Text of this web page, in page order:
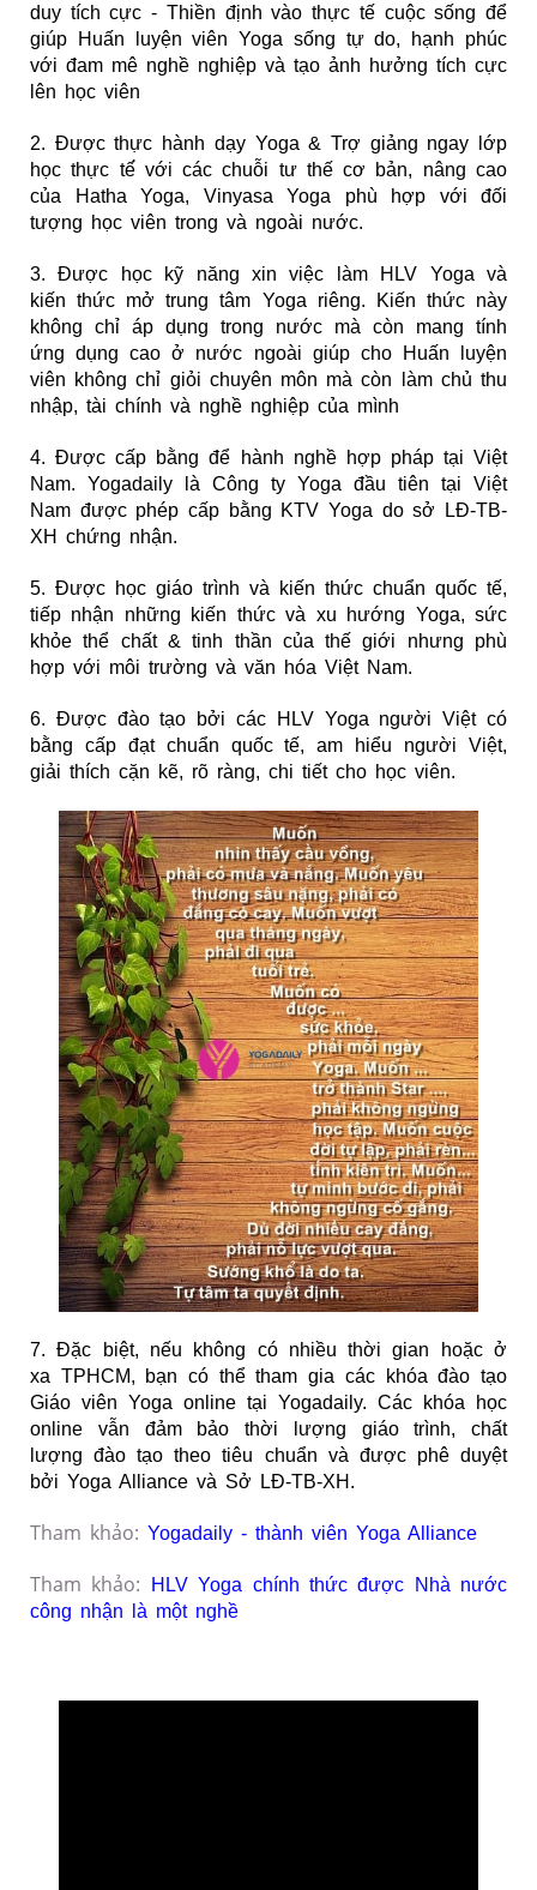
duy tích cực - Thiền định vào thực tế cuộc sống để
giúp Huấn luyện viên Yoga sống tự do, hạnh phúc
với đam mê nghề nghiệp và tạo ảnh hưởng tích cực
lên học viên
2. Được thực hành dạy Yoga & Trợ giảng ngay lớp
học thực tế́ với các chuỗi tư thế cơ bản, nâng cao
của Hatha Yoga, Vinyasa Yoga phù hợp với đối
tượng học viên trong và ngoài nước.
3. Được học kỹ năng xin việc làm HLV Yoga và
kiến thức mở trung tâm Yoga riêng. Kiến thức này
không chỉ áp dụng trong nước mà còn mang tính
ứng dụng cao ở nước ngoài giúp cho Huấn luyện
viên không chỉ giỏi chuyên môn mà còn làm chủ thu
nhập, tài chính và nghề nghiệp của mình
4. Được cấp bằng để hành nghề hợp pháp tại Việt
Nam. Yogadaily là Công ty Yoga đầu tiên tại Việt
Nam được phép cấp bằng KTV Yoga do sở LĐ-TB-
XH chứng nhận.
5. Được học giáo trình và kiến thức chuẩn quốc tế,
tiếp nhận những kiến thức và xu hướng Yoga, sức
khỏe thể chất & tinh thần của thế giới nhưng phù
hợp với môi trường và văn hóa Việt Nam.
6. Được đào tạo bởi các HLV Yoga người Việt có
bằng cấp đạt chuẩn quốc tế, am hiểu người Việt,
giải thích cặn kẽ, rõ ràng, chi tiết cho học viên.
7. Đặc biệt, nếu không có nhiều thời gian hoặc ở
xa TPHCM, bạn có thể tham gia các
khóa đào tạo
Giáo viên Yoga online tại Yogadaily. Các khóa học
online vẫn đảm bảo thời lượng giáo trình, chất
lượng đào tạo theo tiêu chuẩn và được phê duyệt
bởi Yoga Alliance và Sở LĐ-TB-XH.
Tham khảo: Yogadaily - thành viên Yoga Alliance
Tham khảo:
HLV Yoga chính thức được Nhà nước
công nhận là một nghề